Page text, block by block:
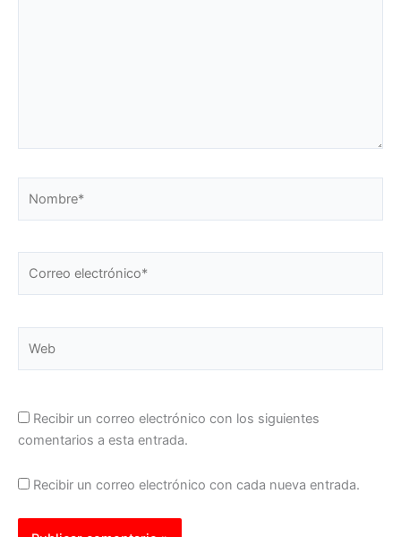
electrónico*
Recibir un correo electrónico con los siguientes
comentarios a esta entrada.
Recibir un correo electrónico con cada nueva entrada.